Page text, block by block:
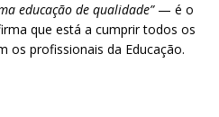
educação de qualidade” — é o
que está a cumprir todos os
os profissionais da Educação.